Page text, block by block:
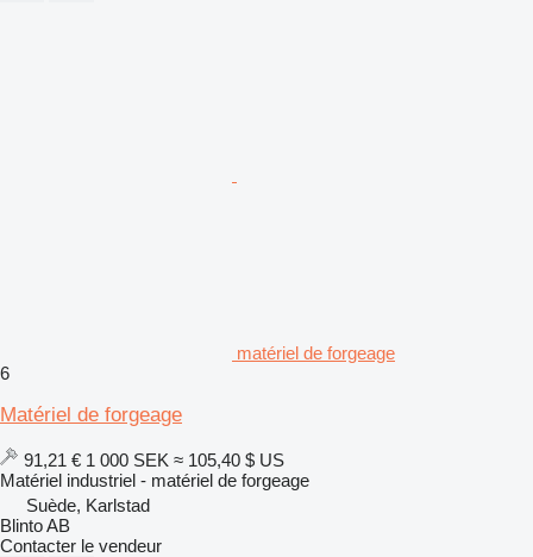
matériel de forgeage
6
Matériel de forgeage
91,21 € 1 000 SEK ≈ 105,40 $ US
Matériel industriel - matériel de forgeage
Suède, Karlstad
Blinto AB
Contacter le vendeur